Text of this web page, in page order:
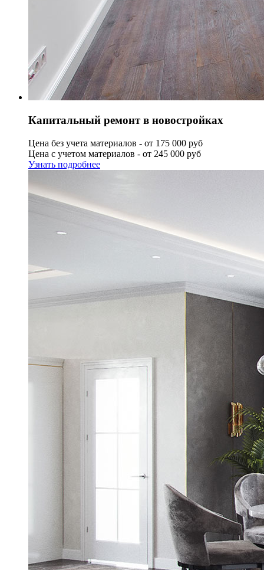
Капитальный ремонт в новостройках
Цена без учета материалов - от 175 000 руб
Цена с учетом материалов - от 245 000 руб
Узнать подробнее